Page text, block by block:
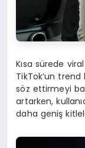
Kısa sürede
TikTok’un
söz ettirmeyi
artarken,
daha geniş